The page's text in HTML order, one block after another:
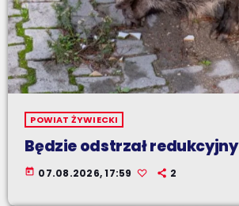
POWIAT ŻYWIECKI
Będzie odstrzał redukcyjny
today 07.08.2026, 17:59 2